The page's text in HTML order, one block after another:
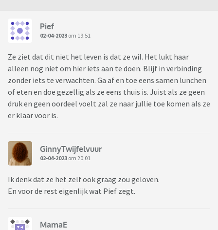
Pief
02-04-2023 om 19:51
Ze ziet dat dit niet het leven is dat ze wil. Het lukt haar
alleen nog niet om hier iets aan te doen. Blijf in verbinding
zonder iets te verwachten. Ga af en toe eens samen lunchen
of eten en doe gezellig als ze eens thuis is. Juist als ze geen
druk en geen oordeel voelt zal ze naar jullie toe komen als ze
er klaar voor is.
GinnyTwijfelvuur
02-04-2023 om 20:01
Ik denk dat ze het zelf ook graag zou geloven.
En voor de rest eigenlijk wat Pief zegt.
MamaE